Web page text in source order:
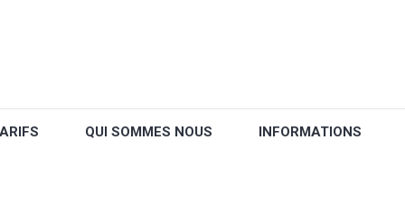
QUI SOMMES NOUS INFORMATIONS